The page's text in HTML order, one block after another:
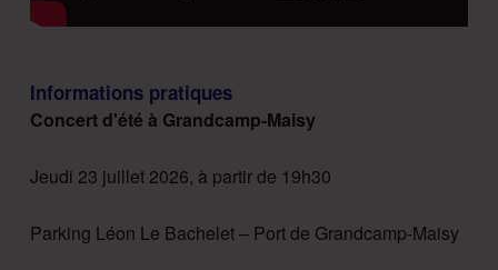
Informations pratiques
Concert d'été à Grandcamp-Maisy
Jeudi 23 juillet 2026, à partir de 19h30
Parking Léon Le Bachelet – Port de Grandcamp-Maisy